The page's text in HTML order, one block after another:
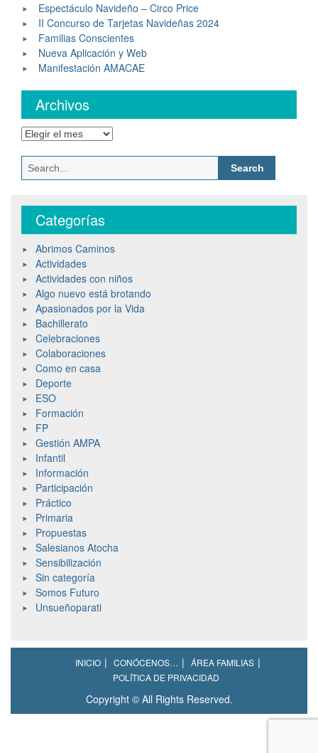
Espectáculo Navideño – Circo Price
II Concurso de Tarjetas Navideñas 2024
Familias Conscientes
Nueva Aplicación y Web
Manifestación AMACAE
Archivos
Categorías
Abrimos Caminos
Actividades
Actividades con niños
Algo nuevo está brotando
Apasionados por la Vida
Bachillerato
Celebraciones
Colaboraciones
Como en casa
Deporte
ESO
Formación
FP
Gestión AMPA
Infantil
Información
Participación
Práctico
Primaria
Propuestas
Salesianos Atocha
Sensibilización
Sin categoría
Somos Futuro
Unsueñoparati
INICIO CONÓCENOS…
ÁREA FAMILIAS
POLÍTICA DE PRIVACIDAD
Copyright © All Rights Reserved.